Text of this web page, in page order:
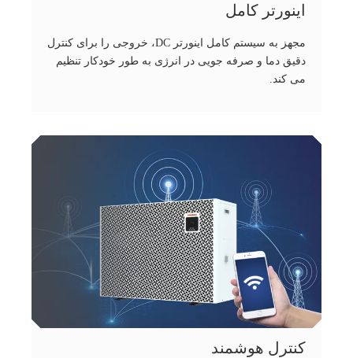
اینورتر کامل
مجهز به سیستم کامل اینورتر DC، خروجی را برای کنترل
دقیق دما و صرفه جویی در انرژی به طور خودکار تنظیم
می کند.
کنترل هوشمند